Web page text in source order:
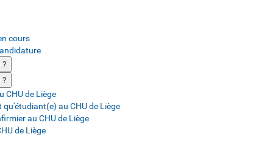
cours
CHU de Liège
qu'étudiant(e) au CHU de Liège
au CHU de Liège
de Liège